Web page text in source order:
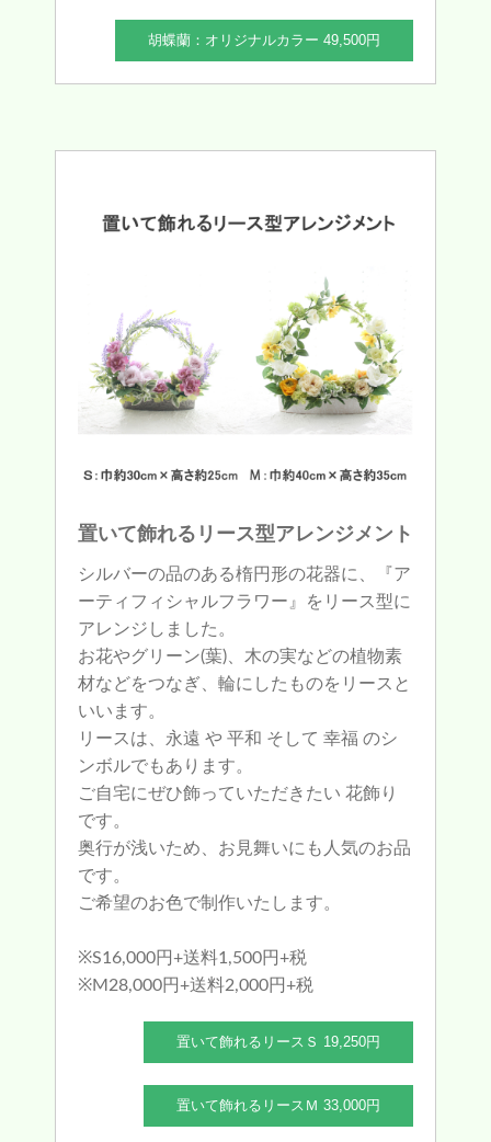
胡蝶蘭：オリジナルカラー 49,500円
置いて飾れるリース型アレンジメント
シルバーの品のある楕円形の花器に、『ア
ーティフィシャルフラワー』をリース型に
アレンジしました。
お花やグリーン(葉)、木の実などの植物素
材などをつなぎ、輪にしたものをリースと
いいます。
リースは、永遠 や 平和 そして 幸福 のシ
ンボルでもあります。
ご自宅にぜひ飾っていただきたい 花飾り
です。
奥行が浅いため、お見舞いにも人気のお品
です。
ご希望のお色で制作いたします。
※S16,000円+送料1,500円+税
※M28,000円+送料2,000円+税
置いて飾れるリースＳ 19,250円
置いて飾れるリースＭ 33,000円